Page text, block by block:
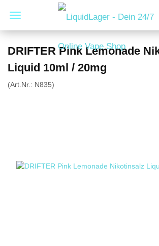
DRIFTER Pink Lemonade
Liquid 10ml / 20mg
(Art.Nr.: N835)